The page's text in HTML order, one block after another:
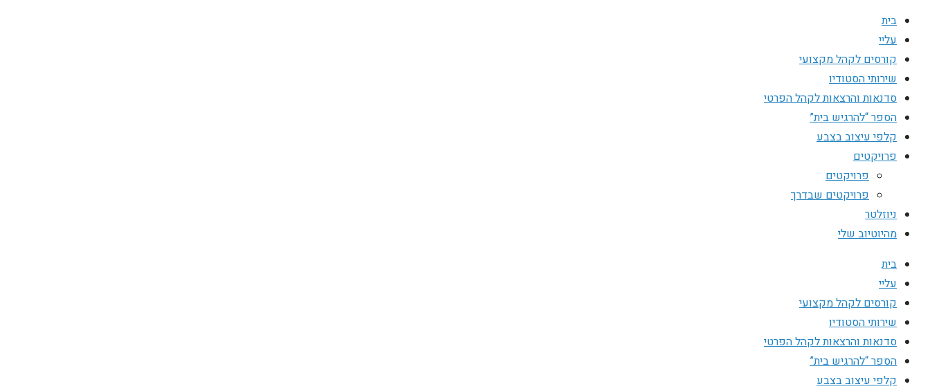
בית
עליי
קורסים לקהל מקצועי
שירותי הסטודיו
סדנאות והרצאות לקהל הפרטי
הספר “להרגיש בית”
קלפי עיצוב בצבע
פרויקטים
פרויקטים
פרויקטים שבדרך
ניוזלטר
מהיוטיוב שלי
בית
עליי
קורסים לקהל מקצועי
שירותי הסטודיו
סדנאות והרצאות לקהל הפרטי
הספר “להרגיש בית”
קלפי עיצוב בצבע